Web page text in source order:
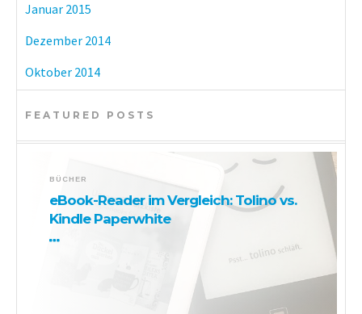
Januar 2015
Dezember 2014
Oktober 2014
FEATURED POSTS
BÜCHER
eBook-Reader im Vergleich: Tolino vs.
Kindle Paperwhite